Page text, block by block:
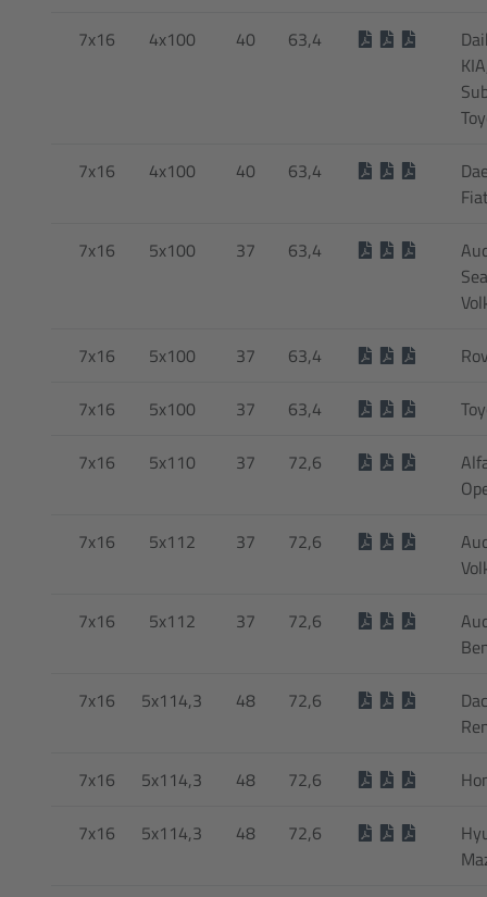
7x16 4x100 40 63,4
7x16 4x100 40 63,4
7x16 5x100 37 63,4
7x16 5x100 37 63,4
7x16 5x100 37 63,4
7x16 5x110 37 72,6
7x16 5x112 37 72,6
7x16 5x112 37 72,6
7x16 5x114,3 48 72,6
7x16 5x114,3 48 72,6
7x16 5x114,3 48 72,6